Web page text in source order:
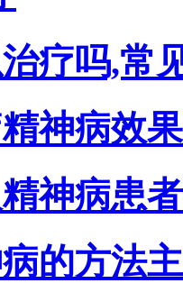
疗吗,常
神病效
神病患
的方法